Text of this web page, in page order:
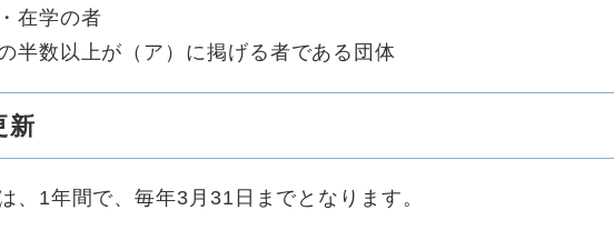
在学の者
半数以上が（ア）に掲げる者である団体
新
、1年間で、毎年3月31日までとなります。